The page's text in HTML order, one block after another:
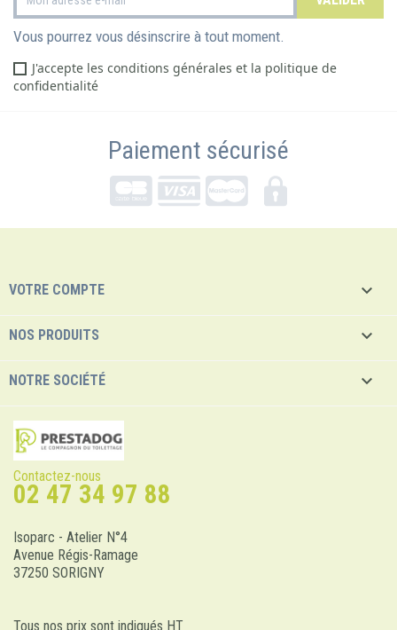
Vous pourrez vous désinscrire à tout moment.
J'accepte les conditions générales et la politique de
confidentialité
Paiement sécurisé
VOTRE COMPTE 
NOS PRODUITS 
NOTRE SOCIÉTÉ 
Contactez-nous
02 47 34 97 88
Isoparc - Atelier N°4
Avenue Régis-Ramage
37250 SORIGNY
Tous nos prix sont indiqués HT